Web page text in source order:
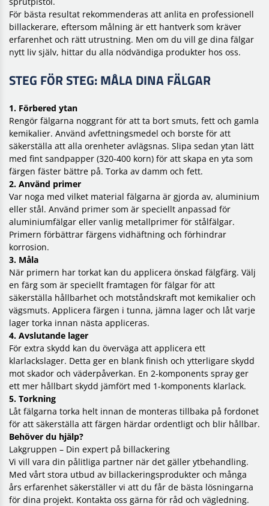
För bästa resultat rekommenderas att anlita en professionell
billackerare, eftersom målning är ett hantverk som kräver
erfarenhet och rätt utrustning. Men om du vill ge dina fälgar
nytt liv själv, hittar du alla nödvändiga produkter hos oss.
STEG FÖR STEG: MÅLA DINA FÄLGAR
1. Förbered ytan
Rengör fälgarna noggrant för att ta bort smuts, fett och gamla
kemikalier. Använd avfettningsmedel och borste för att
säkerställa att alla orenheter avlägsnas. Slipa sedan ytan lätt
med fint sandpapper (320-400 korn) för att skapa en yta som
färgen fäster bättre på. Torka av damm och fett.
2. Använd primer
Var noga med vilket material fälgarna är gjorda av, aluminium
eller stål. Använd primer som är speciellt anpassad för
aluminiumfälgar eller vanlig metallprimer för stålfälgar.
Primern förbättrar färgens vidhäftning och förhindrar
korrosion.
3. Måla
När primern har torkat kan du applicera önskad fälgfärg. Välj
en färg som är speciellt framtagen för fälgar för att
säkerställa hållbarhet och motståndskraft mot kemikalier och
vägsmuts. Applicera färgen i tunna, jämna lager och låt varje
lager torka innan nästa appliceras.
4. Avslutande lager
För extra skydd kan du överväga att applicera ett
klarlackslager. Detta ger en blank finish och ytterligare skydd
mot skador och väderpåverkan. En 2-komponents spray ger
ett mer hållbart skydd jämfört med 1-komponents klarlack.
5. Torkning
Låt fälgarna torka helt innan de monteras tillbaka på fordonet
för att säkerställa att färgen härdar ordentligt och blir hållbar.
Behöver du hjälp?
Lakgruppen – Din expert på billackering
Vi vill vara din pålitliga partner när det gäller ytbehandling.
Med vårt stora utbud av billackeringsprodukter och många
års erfarenhet säkerställer vi att du får de bästa lösningarna
för dina projekt. Kontakta oss gärna för råd och vägledning.